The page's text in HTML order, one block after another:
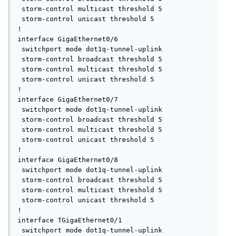
storm-control multicast threshold 5
storm-control unicast threshold 5
!
interface GigaEthernet0/6
switchport mode dot1q-tunnel-uplink
storm-control broadcast threshold 5
storm-control multicast threshold 5
storm-control unicast threshold 5
!
interface GigaEthernet0/7
switchport mode dot1q-tunnel-uplink
storm-control broadcast threshold 5
storm-control multicast threshold 5
storm-control unicast threshold 5
!
interface GigaEthernet0/8
switchport mode dot1q-tunnel-uplink
storm-control broadcast threshold 5
storm-control multicast threshold 5
storm-control unicast threshold 5
!
interface TGigaEthernet0/1
switchport mode dot1q-tunnel-uplink